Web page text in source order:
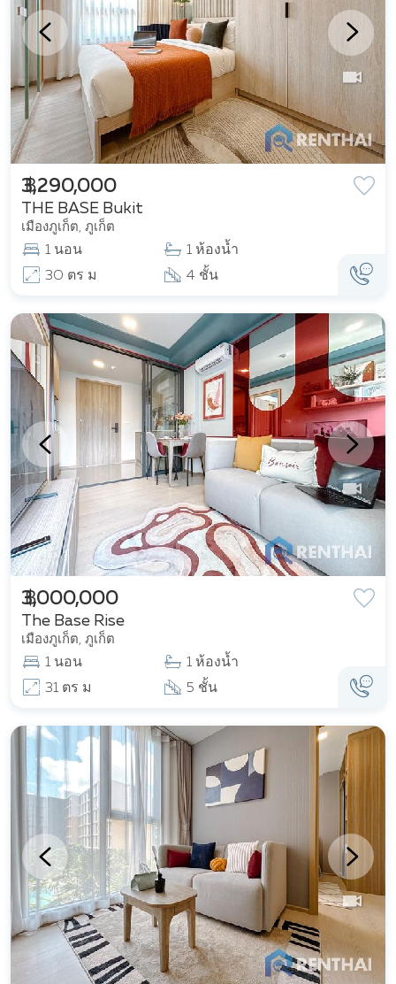
THE BASE Bukit
เมืองภูเก็ต, ภูเก็ต
฿ 3,290,000
1 นอน
1 ห้องน้ำ
30 ตร ม
4 ชั้น
The Base Rise
เมืองภูเก็ต, ภูเก็ต
฿ 3,000,000
1 นอน
1 ห้องน้ำ
31 ตร ม
5 ชั้น